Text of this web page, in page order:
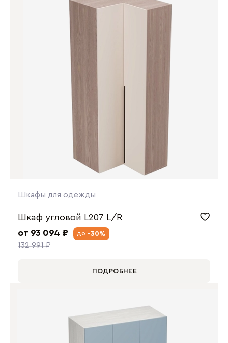
Шкафы для одежды
Шкаф угловой L207 L/R
от 93 094 ₽
132 991 ₽
до -30%
ПОДРОБНЕЕ